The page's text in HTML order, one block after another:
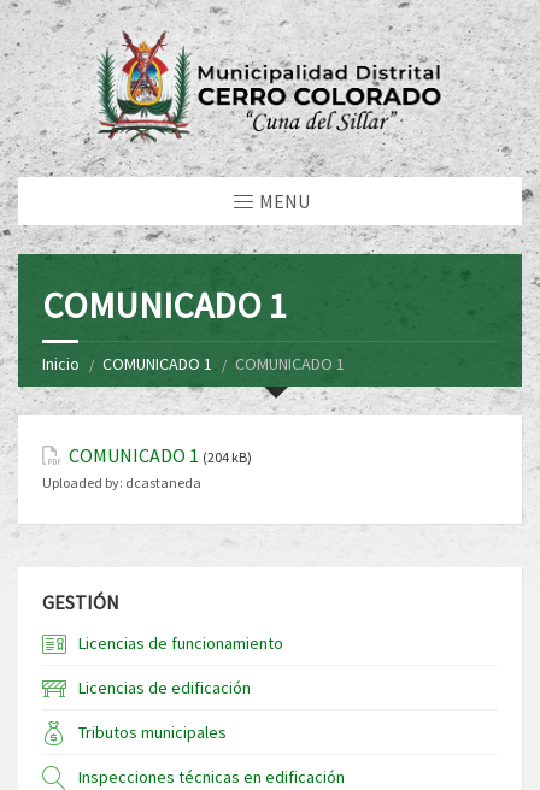
MENU
COMUNICADO 1
Inicio COMUNICADO 1 COMUNICADO 1
COMUNICADO 1 (204 kB)
Uploaded by: dcastaneda
GESTIÓN
Licencias de funcionamiento
Licencias de edificación
Tributos municipales
Inspecciones técnicas en edificación